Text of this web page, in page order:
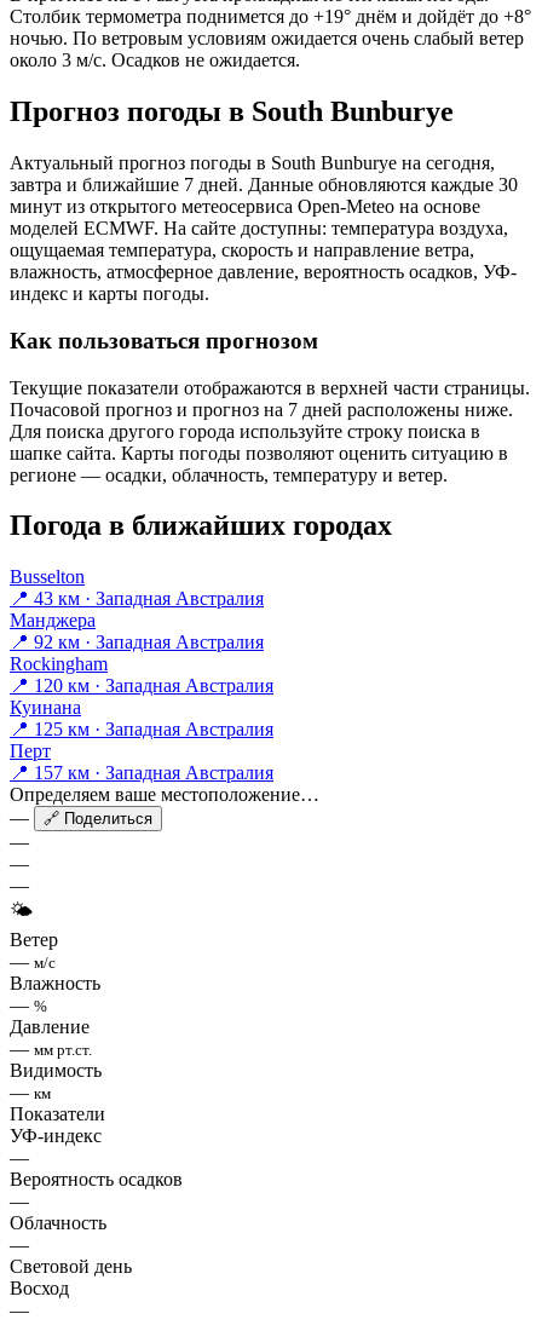
Столбик термометра поднимется до +19° днём и дойдёт до +8°
ночью. По ветровым условиям ожидается очень слабый ветер
около 3 м/с. Осадков не ожидается.
Прогноз погоды в South Bunburyе
Актуальный прогноз погоды в South Bunburyе на сегодня,
завтра и ближайшие 7 дней. Данные обновляются каждые 30
минут из открытого метеосервиса Open-Meteo на основе
моделей ECMWF. На сайте доступны: температура воздуха,
ощущаемая температура, скорость и направление ветра,
влажность, атмосферное давление, вероятность осадков, УФ-
индекс и карты погоды.
Как пользоваться прогнозом
Текущие показатели отображаются в верхней части страницы.
Почасовой прогноз и прогноз на 7 дней расположены ниже.
Для поиска другого города используйте строку поиска в
шапке сайта. Карты погоды позволяют оценить ситуацию в
регионе — осадки, облачность, температуру и ветер.
Погода в ближайших городах
Busselton
📍 43 км · Западная Австралия
Манджера
📍 92 км · Западная Австралия
Rockingham
📍 120 км · Западная Австралия
Куинана
📍 125 км · Западная Австралия
Перт
📍 157 км · Западная Австралия
Определяем ваше местоположение…
—
🔗 Поделиться
—
—
—
🌤
Ветер
— м/с
Влажность
— %
Давление
— мм рт.ст.
Видимость
— км
Показатели
УФ-индекс
—
Вероятность осадков
—
Облачность
—
Световой день
Восход
—